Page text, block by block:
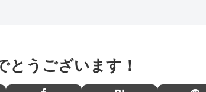
とうございます！